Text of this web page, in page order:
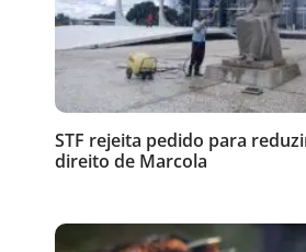
STF rejeita pedido para
direito de Marcola